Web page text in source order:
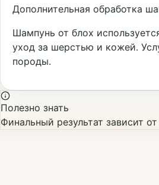
Дополнительная обработка
Шампунь от блох
уход за шерстью и кожей.
породы.
Полезно знать
Финальный результат зависит